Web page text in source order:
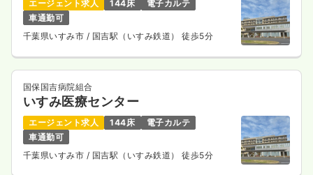
エージェント求人 144床
電子カルテ
車通勤可
千葉県いすみ市 / 国吉駅（いすみ鉄道） 徒歩5分
国保国吉病院組合
いすみ医療センター
エージェント求人 144床
電子カルテ
車通勤可
千葉県いすみ市 / 国吉駅（いすみ鉄道） 徒歩5分